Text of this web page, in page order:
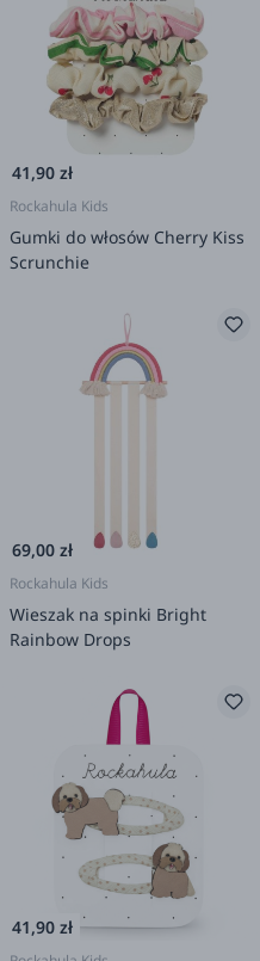
41,90 zł
Rockahula Kids
Gumki do włosów Cherry Kiss
Scrunchie
69,00 zł
Rockahula Kids
Wieszak na spinki Bright
Rainbow Drops
41,90 zł